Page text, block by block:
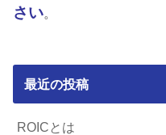
さい。
最近の投稿
ROICとは